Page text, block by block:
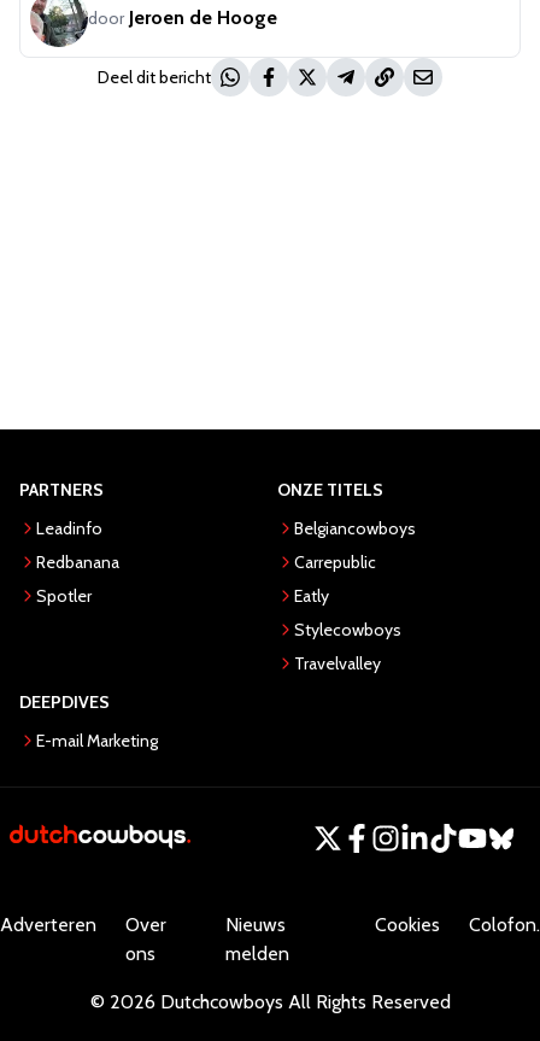
door Jeroen de Hooge
Deel dit bericht
PARTNERS
Leadinfo
Redbanana
Spotler
ONZE TITELS
Belgiancowboys
Carrepublic
Eatly
Stylecowboys
Travelvalley
DEEPDIVES
E-mail Marketing
Adverteren
Over
ons
Nieuws
melden
Cookies Colofon.
© 2026 Dutchcowboys All Rights Reserved